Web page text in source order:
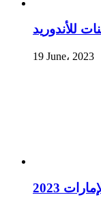
19 June، 2023
2023